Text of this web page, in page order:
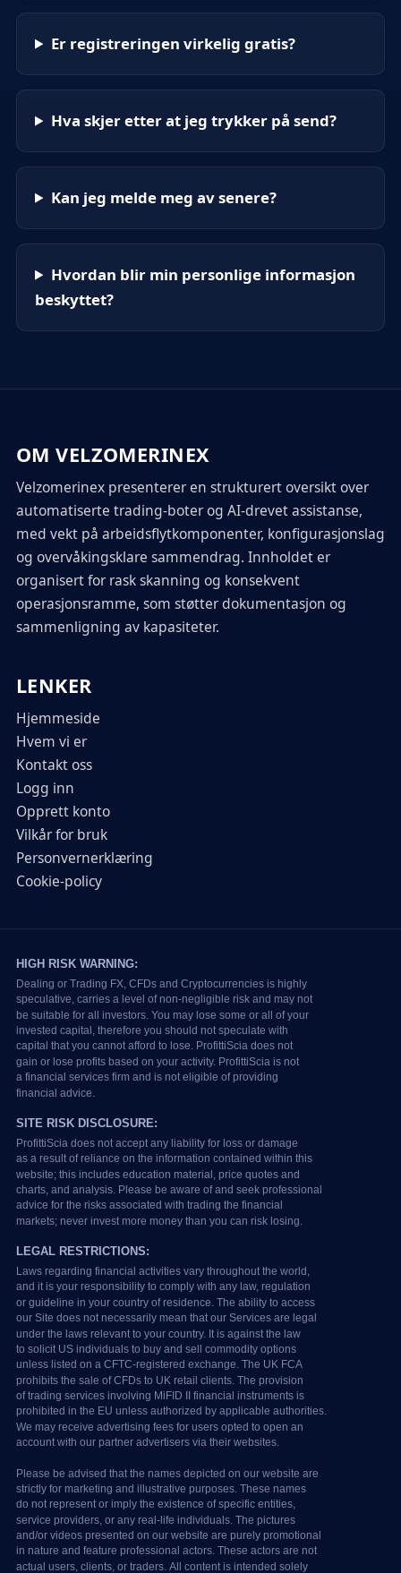
Er registreringen virkelig gratis?
Hva skjer etter at jeg trykker på send?
Kan jeg melde meg av senere?
Hvordan blir min personlige informasjon
beskyttet?
OM VELZOMERINEX
Velzomerinex presenterer en strukturert oversikt over
automatiserte trading-boter og AI-drevet assistanse,
med vekt på arbeidsflytkomponenter, konfigurasjonslag
og overvåkingsklare sammendrag. Innholdet er
organisert for rask skanning og konsekvent
operasjonsramme, som støtter dokumentasjon og
sammenligning av kapasiteter.
LENKER
Hjemmeside
Hvem vi er
Kontakt oss
Logg inn
Opprett konto
Vilkår for bruk
Personvernerklæring
Cookie-policy